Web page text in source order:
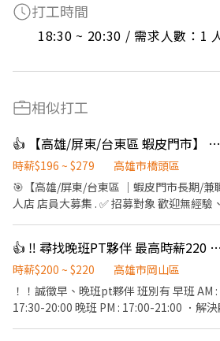
打工時間
18:30 ~ 20:30 / 需求人數：1
相似打工
👍 【高雄/屏東/台東區 蝦皮門市】 🦐蝦皮店到店 蝦皮智取門市 早/晚/輪/假日班長期/兼職招募
時薪$196 ~ $279
高雄市橋頭區
🎯【高雄/屏東/台東區 ｜蝦皮門市長期/兼
人店 店員大募集 . ✅ 招募對象 歡迎無經驗
環境維護 🔸 支援調店、門市互助 ⚠️ 可能
機車通勤工具。 . 排班方式： 📍長期輪班 (
11:00 – 19:30 🔸晚班：14:15 – 22:45 . 📍
時)：11:00 – 17:30 🔸午班 (4 小時)：
👍 ‼️ 尋找晚班PT夥伴 最高時薪220 還有月獎金 賴: x89138
時薪$200 ~ $220
高雄市岡山區
！！誠徵早、晚班pt夥伴 班別有 早班 AM : 9:00-13:00 晚班 PM :
17:30-20:00 晚班 PM : 17:00-21:00 ．解決顧客提出之疑問，並給予